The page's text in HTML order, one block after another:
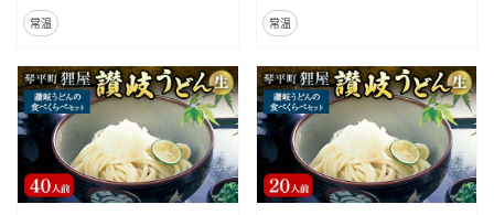
常温
常温